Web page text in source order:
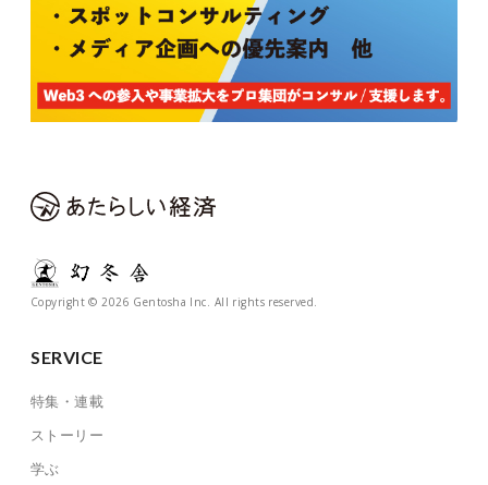
Copyright © 2026 Gentosha Inc. All rights reserved.
SERVICE
特集・連載
ストーリー
学ぶ